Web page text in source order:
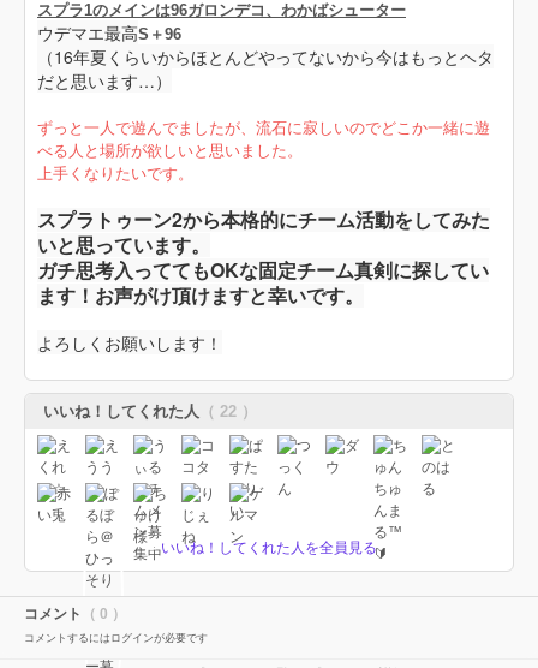
スプラ1のメインは96ガロンデコ、わかばシューター
ウデマエ最高S＋96
（16年夏くらいからほとんどやってないから今はもっとヘタ
だと思います…）
ずっと一人で遊んでましたが、流石に寂しいのでどこか一緒に遊
べる人と場所が欲しいと思いました。
上手くなりたいです。
スプラトゥーン2から本格的にチーム活動をしてみた
いと思っています。
ガチ思考入っててもOKな固定チーム真剣に探してい
ます！お声がけ頂けますと幸いです。
よろしくお願いします！
いいね！してくれた人 （ 22 ）
いいね！してくれた人を全員見る
コメント （ 0 ）
コメントするにはログインが必要です